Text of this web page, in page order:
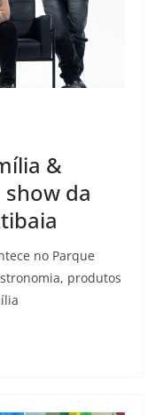
&
da
no Parque
produtos